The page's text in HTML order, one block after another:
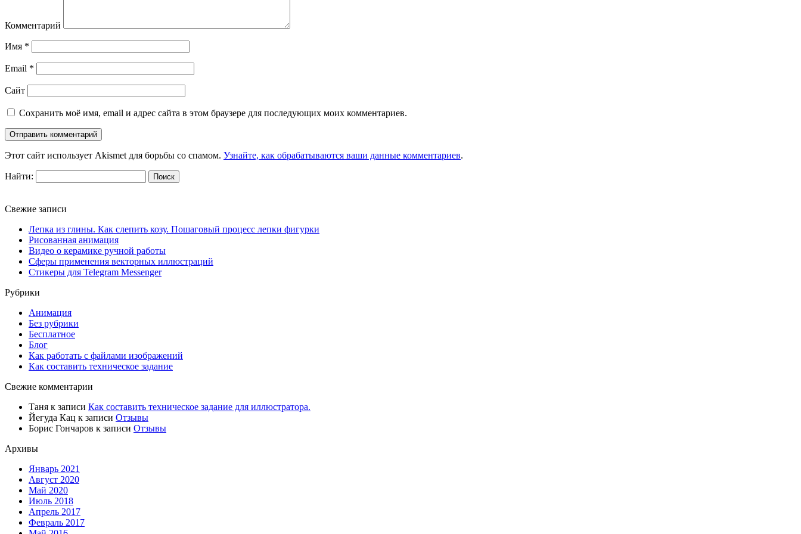
Комментарий
Имя *
Email *
Сайт
Сохранить моё имя, email и адрес сайта в этом браузере для последующих моих комментариев.
Этот сайт использует Akismet для борьбы со спамом. Узнайте, как обрабатываются ваши данные комментариев.
Найти:
Свежие записи
Лепка из глины. Как слепить козу. Пошаговый процесс лепки фигурки
Рисованная анимация
Видео о керамике ручной работы
Сферы применения векторных иллюстраций
Стикеры для Telegram Messenger
Рубрики
Анимация
Без рубрики
Бесплатное
Блог
Как работать с файлами изображений
Как составить техническое задание
Свежие комментарии
Таня к записи Как составить техническое задание для иллюстратора.
Йегуда Кац к записи Отзывы
Борис Гончаров к записи Отзывы
Архивы
Январь 2021
Август 2020
Май 2020
Июль 2018
Апрель 2017
Февраль 2017